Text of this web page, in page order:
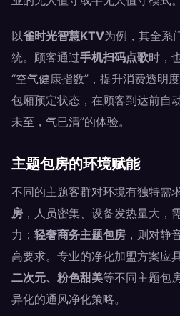
以雀时光智慧KTV为例，其全系
统。顾客通过手机扫码点歌时，
“空气健康指数”，提升消费透明
包厢预定状态，在顾客到达前自
未至，气已清”的体验。
主题包房的环境赋能
不同的主题客群对环境有独特需
房 ，人员密集、设备发热量大，
力； 轻奢商务主题包房 ，则对静
高要求。专业的净化加盟方案应
二次元、粉色甜美等不同主题包
异化的通风净化策略。